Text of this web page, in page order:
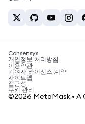
BTC를 INR로 환전
ETH를 USDT로 환전
USDT 매수
SHIB 매수
BNB 매수
암호화폐 세금 뉴스
암호화폐 매수 방법
비트코인 매도 방법
Consensys
개인정보 처리방침
이용약관
기여자 라이선스 계약
사이트맵
접근성
쿠키 관리
©2026 MetaMask • A